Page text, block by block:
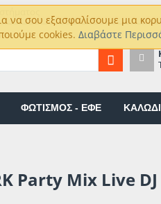
να σου εξασφαλίσουμε μια
cookies.Διαβάστε
ΦΩΤΙΣΜΟΣ - ΕΦΕ
Party Mix Live